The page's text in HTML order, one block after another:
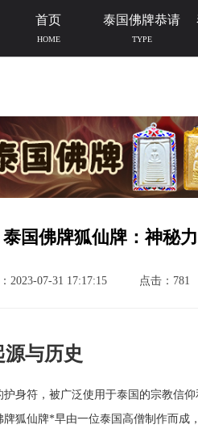
首页
HOME
泰国佛牌恭请
TYPE
泰国佛牌狐仙牌：神秘
2023-07-31 17:17:15 点击：781
与历史
身符，被广泛使用于泰国的宗教信
狐仙牌*早由一位泰国高僧制作而成